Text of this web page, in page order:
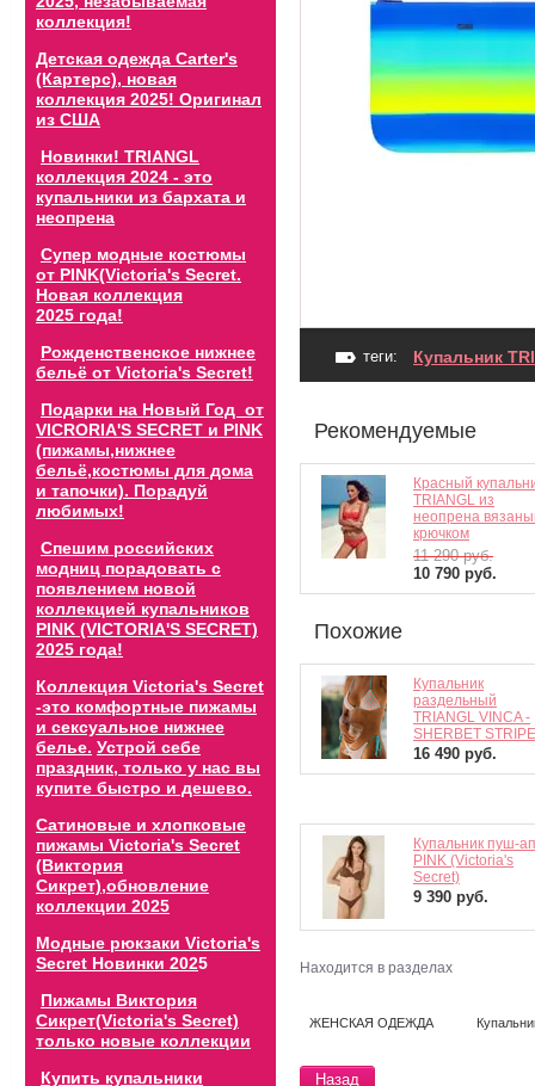
коллекция!
Детская одежда Carter's
(Картерс), новая
коллекция 2025! Оригинал
из США
Новинки! TRIANGL
коллекция 2024 - это
купальники из бархата и
неопрена
Супер модные костюмы
от PINK(Victoria's Secret.
Новая коллекция
2025 года!
Рожденственское нижнее
бельё от Victoria's Secret!
Подарки на Новый Год от
VICRORIA'S SECRET и PINK
(пижамы,нижнее
бельё,костюмы для дома
и тапочки). Порадуй
любимых!
Спешим российских
модниц порадовать с
появлением новой
коллекцией купальников
PINK (VICTORIA'S SECRET)
2025 года!
Коллекция Victoria's Secret
-это комфортные пижамы
и сексуальное нижнее
белье. Устрой себе
праздник, только у нас вы
купите быстро и дешево.
Сатиновые и хлопковые
пижамы Victoria's Secret
(Виктория
Сикрет),обновление
коллекции 2025
Модные рюкзаки Victoria's
Secret Новинки 2025
Пижамы Виктория
Сикрет(Victoria's Secret)
только новые коллекции
Купить купальники
теги: Купальник
Рекомендуемые
Красный
TRIANGL из
неопрена
крючком
11 290руб.
10 790 руб.
Похожие
Купальник
раздельный
TRIANGL VINCA -
SHERBET STRIPE
16 490 руб.
Купальник пуш-ап
PINK (Victoria's
Secret)
9 390 руб.
Находится в разделах
ЖЕНСКАЯ ОДЕЖДА
Назад